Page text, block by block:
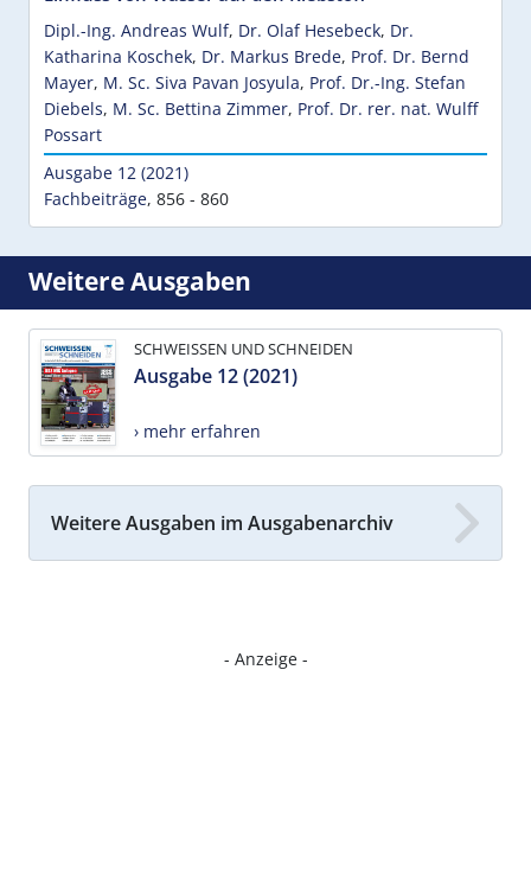
Dipl.-Ing. Andreas Wulf, Dr. Olaf Hesebeck, Dr.
Katharina Koschek, Dr. Markus Brede, Prof. Dr. Bernd
Mayer, M. Sc. Siva Pavan Josyula, Prof. Dr.-Ing. Stefan
Diebels, M. Sc. Bettina Zimmer, Prof. Dr. rer. nat. Wulff
Possart
Ausgabe 12 (2021)
Fachbeiträge, 856 - 860
Weitere Ausgaben
SCHWEISSEN UND SCHNEIDEN
Ausgabe 12 (2021)
› mehr erfahren
Weitere Ausgaben im Ausgabenarchiv
- Anzeige -